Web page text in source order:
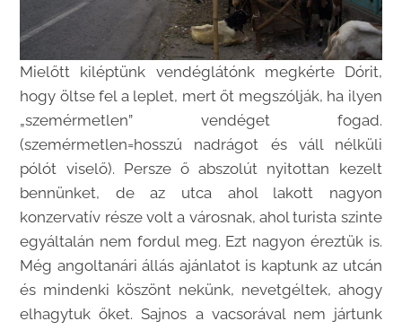
Mielőtt kiléptünk vendéglátónk megkérte Dórit,
hogy öltse fel a leplet, mert őt megszólják, ha ilyen
„szemérmetlen” vendéget fogad.
(szemérmetlen=hosszú nadrágot és váll nélküli
pólót viselő). Persze ő abszolút nyitottan kezelt
bennünket, de az utca ahol lakott nagyon
konzervatív része volt a városnak, ahol turista szinte
egyáltalán nem fordul meg. Ezt nagyon éreztük is.
Még angoltanári állás ajánlatot is kaptunk az utcán
és mindenki köszönt nekünk, nevetgéltek, ahogy
elhagytuk őket. Sajnos a vacsorával nem jártunk